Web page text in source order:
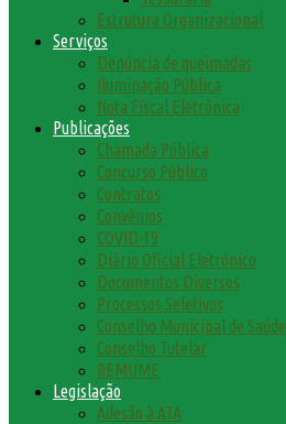
Estrutura Organizacional
Serviços
Denúncia de queimadas
Iluminação Pública
Nota Fiscal Eletrônica
Publicações
Chamada Pública
Concurso Público
Contratos
Convênios
COVID-19
Diário Oficial Eletrônico
Documentos Diversos
Processos Seletivos
Conselho Municipal de Saúde
Conselho Tutelar
REMUME
Legislação
Adesão à ATA